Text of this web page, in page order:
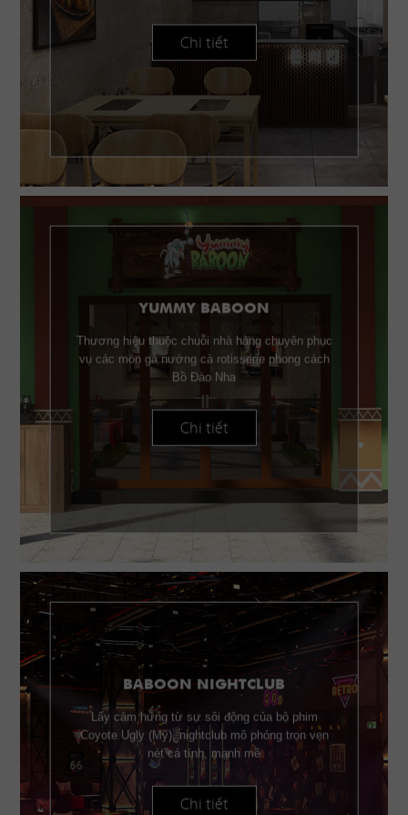
Chi tiết
YUMMY BABOON
Thương hiệu thuộc chuỗi nhà hàng chuyên phục
vụ các món gà nướng cà rotisserie phong cách
Bồ Đào Nha
Chi tiết
BABOON NIGHTCLUB
Lấy cảm hứng từ sự sôi động của bộ phim
Coyote Ugly (Mỹ), nightclub mô phỏng trọn vẹn
nét cá tính, mạnh mẽ
Chi tiết